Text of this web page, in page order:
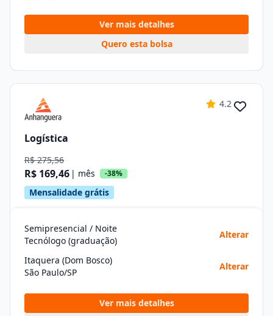
Ver mais detalhes
Quero esta bolsa
4.2
Logística
R$ 275,56
R$ 169,46 | mês -38%
Mensalidade grátis
Semipresencial / Noite
Tecnólogo (graduação)
Alterar
Itaquera (Dom Bosco)
São Paulo/SP
Alterar
Ver mais detalhes